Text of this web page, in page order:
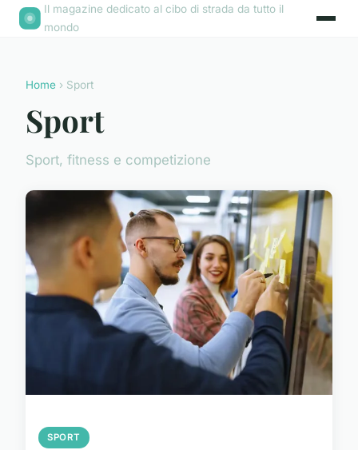
Il magazine dedicato al cibo di strada da tutto il
mondo
Home › Sport
Sport
Sport, fitness e competizione
SPORT